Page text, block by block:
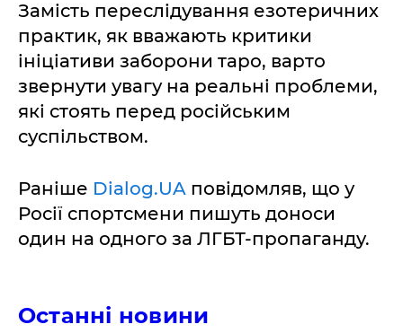
Замість переслідування езотеричних
практик, як вважають критики
ініціативи заборони таро, варто
звернути увагу на реальні проблеми,
які стоять перед російським
суспільством.
Раніше Dialog.UA повідомляв, що у
Росії спортсмени пишуть доноси
один на одного за ЛГБТ-пропаганду.
Останні новини